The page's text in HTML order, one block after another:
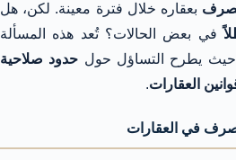
بعقاره خلال فترة معينة. لكن، هل
في بعض الحالات؟ تُعد هذه المسألة
يطرح التساؤل حول حدود صلاحية
العقارات.
في العقارات